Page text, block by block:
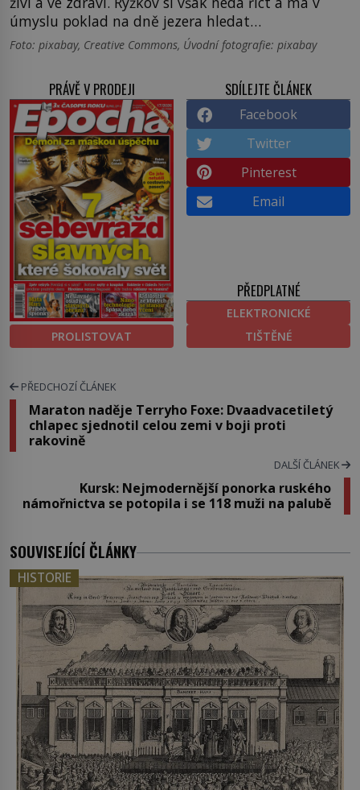
úmyslu poklad na dně jezera hledat…
Foto: pixabay, Creative Commons, Úvodní fotografie: pixabay
PRÁVĚ V PRODEJI
PROLISTOVAT
SDÍLEJTE ČLÁNEK
Facebook
Twitter
Pinterest
Email
PŘEDPLATNÉ
ELEKTRONICKÉ
TIŠTĚNÉ
PŘEDCHOZÍ ČLÁNEK
Maraton naděje Terryho Foxe: Dvaadvacetiletý
chlapec sjednotil celou zemi v boji proti
rakovině
DALŠÍ ČLÁNEK
Kursk: Nejmodernější ponorka ruského
námořnictva se potopila i se 118 muži na palubě
SOUVISEJÍCÍ ČLÁNKY
HISTORIE